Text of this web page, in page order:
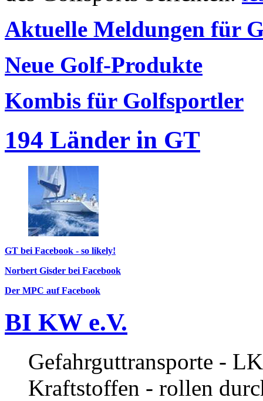
Aktuelle Meldungen für
Neue Golf-Produkte
Kombis für Golfsportler
194 Länder in GT
GT bei Facebook - so likely!
Norbert Gisder bei Facebook
Der MPC auf Facebook
BI KW e.V.
Gefahrguttransporte -
Kraftstoffen - rollen